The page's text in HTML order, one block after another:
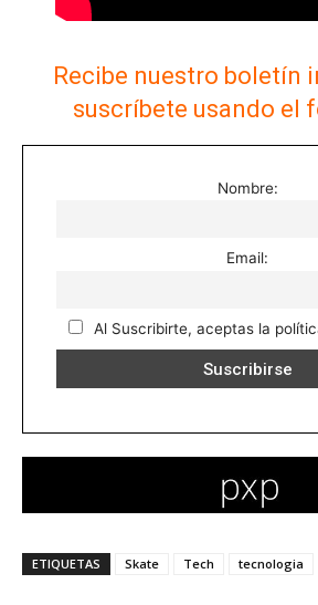
Recibe nuestro boletín
suscríbete usando el
Nombre:
Email:
Al Suscribirte, aceptas la
ETIQUETAS Skate Tech tecnologia